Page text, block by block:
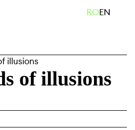
ROEN
illusions
of illusions